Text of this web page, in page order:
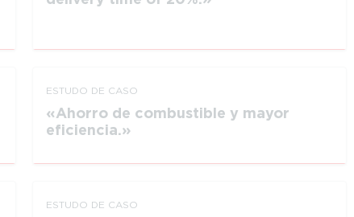
ESTUDO DE CASO
Ahorro de combustible y mayor
eficiencia.
ESTUDO DE CASO